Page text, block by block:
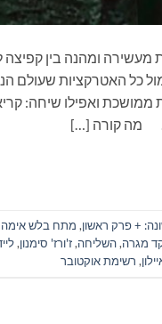
מעשירה ומהנה בין
כל האטרקציות שעולם
מה קורה […]
+ פרק ראשון, מתח בלש אימה
מגרה,השליחה,ז'ורז' סימנון,
, רשימת אוקטובר